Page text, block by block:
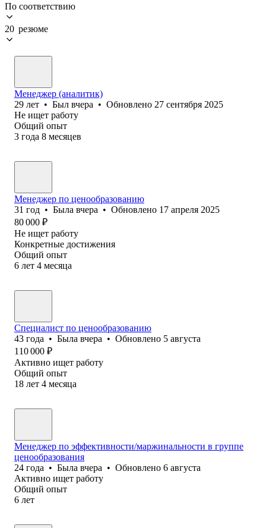
По соответствию
20 резюме
Менеджер (аналитик)
29 лет • Был вчера • Обновлено 27 сентября 2025
Не ищет работу
Общий опыт
3 года 8 месяцев
Менеджер по ценообразованию
31 год • Была вчера • Обновлено 17 апреля 2025
80 000 ₽
Не ищет работу
Конкретные достижения
Общий опыт
6 лет 4 месяца
Специалист по ценообразованию
43 года • Была вчера • Обновлено 5 августа
110 000 ₽
Активно ищет работу
Общий опыт
18 лет 4 месяца
Менеджер по эффективности/маржинальности в группе
ценообразования
24 года • Была вчера • Обновлено 6 августа
Активно ищет работу
Общий опыт
6 лет